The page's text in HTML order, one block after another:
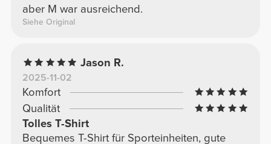
aber M war ausreichend.
Siehe Original
Jason R.
2025-11-02
Komfort
Qualität
Tolles T-Shirt
Bequemes T-Shirt für Sporteinheiten, gute